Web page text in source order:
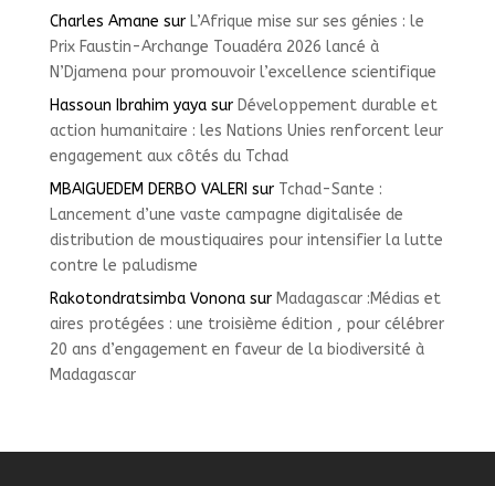
Charles Amane sur L’Afrique mise sur ses génies : le
Prix Faustin-Archange Touadéra 2026 lancé à
N’Djamena pour promouvoir l’excellence scientifique
Hassoun Ibrahim yayasur Développement durable et
action humanitaire : les Nations Unies renforcent leur
engagement aux côtés du Tchad
MBAIGUEDEM DERBO VALERI sur Tchad-Sante :
Lancement d’une vaste campagne digitalisée de
distribution de moustiquaires pour intensifier la lutte
contre le paludisme
Rakotondratsimba Vononasur Madagascar :Médias et
aires protégées : une troisième édition , pour célébrer
20 ans d’engagement en faveur de la biodiversité à
Madagascar